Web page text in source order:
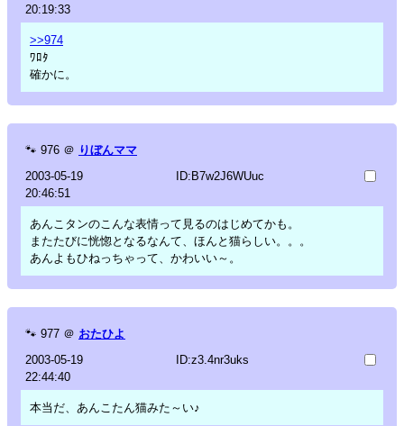
20:19:33
>>974
ﾜﾛﾀ
確かに。
🐾 976 ＠ りぼんママ
2003-05-19
20:46:51
ID:B7w2J6WUuc
あんこタンのこんな表情って見るのはじめてかも。
またたびに恍惚となるなんて、ほんと猫らしい。。。
あんよもひねっちゃって、かわいい～。
🐾 977 ＠ おたひよ
2003-05-19
22:44:40
ID:z3.4nr3uks
本当だ、あんこたん猫みた～い♪